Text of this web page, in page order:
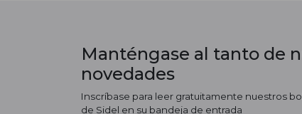
Manténgase al tanto de
novedades
Inscríbase para leer gratuitamente nuestros
de Sidel en su bandeja de entrada